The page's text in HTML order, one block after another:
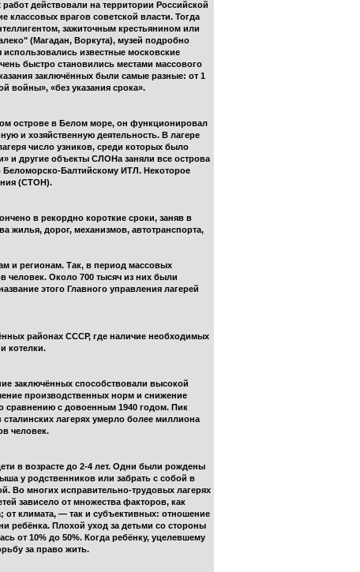
действовали на территории Российской
классовых врагов советской власти. Тогда
зажиточным крестьянином или
(Магадан, Воркута), музей подробно
известные московские
быстро становились местами массового
заключённых были самые разные: от 1
войны», «без указания срока».
острове в Белом море, он функционировал
и хозяйственную деятельность. В лагере
число узников, среди которых было
и другие объекты СЛОНа заняли все острова
Беломорско-Балтийскому ИТЛ. Некоторое
(СТОН).
в рекордно короткие сроки, заняв в
жилья, дорог, механизмов, автотранспорта,
и регионам. Так, в период массовых
человек. Около 700 тысяч из них были
этого Главного управления лагерей
районах СССР, где наличие необходимых
котелки.
заключённых способствовали высокой
производственных норм и снижение
сравнению с довоенным 1940 годом. Пик
лагерях умерло более миллиона
человек.
в возрасте до 2-4 лет. Одни были рождены
у родственников или забрать с собой в
Во многих исправительно-трудовых лагерях
зависело от множества факторов, как
от климата, — так и субъективных: отношение
ребёнка. Плохой уход за детьми со стороны
от 10% до 50%. Когда ребёнку, уцелевшему
за право жить.